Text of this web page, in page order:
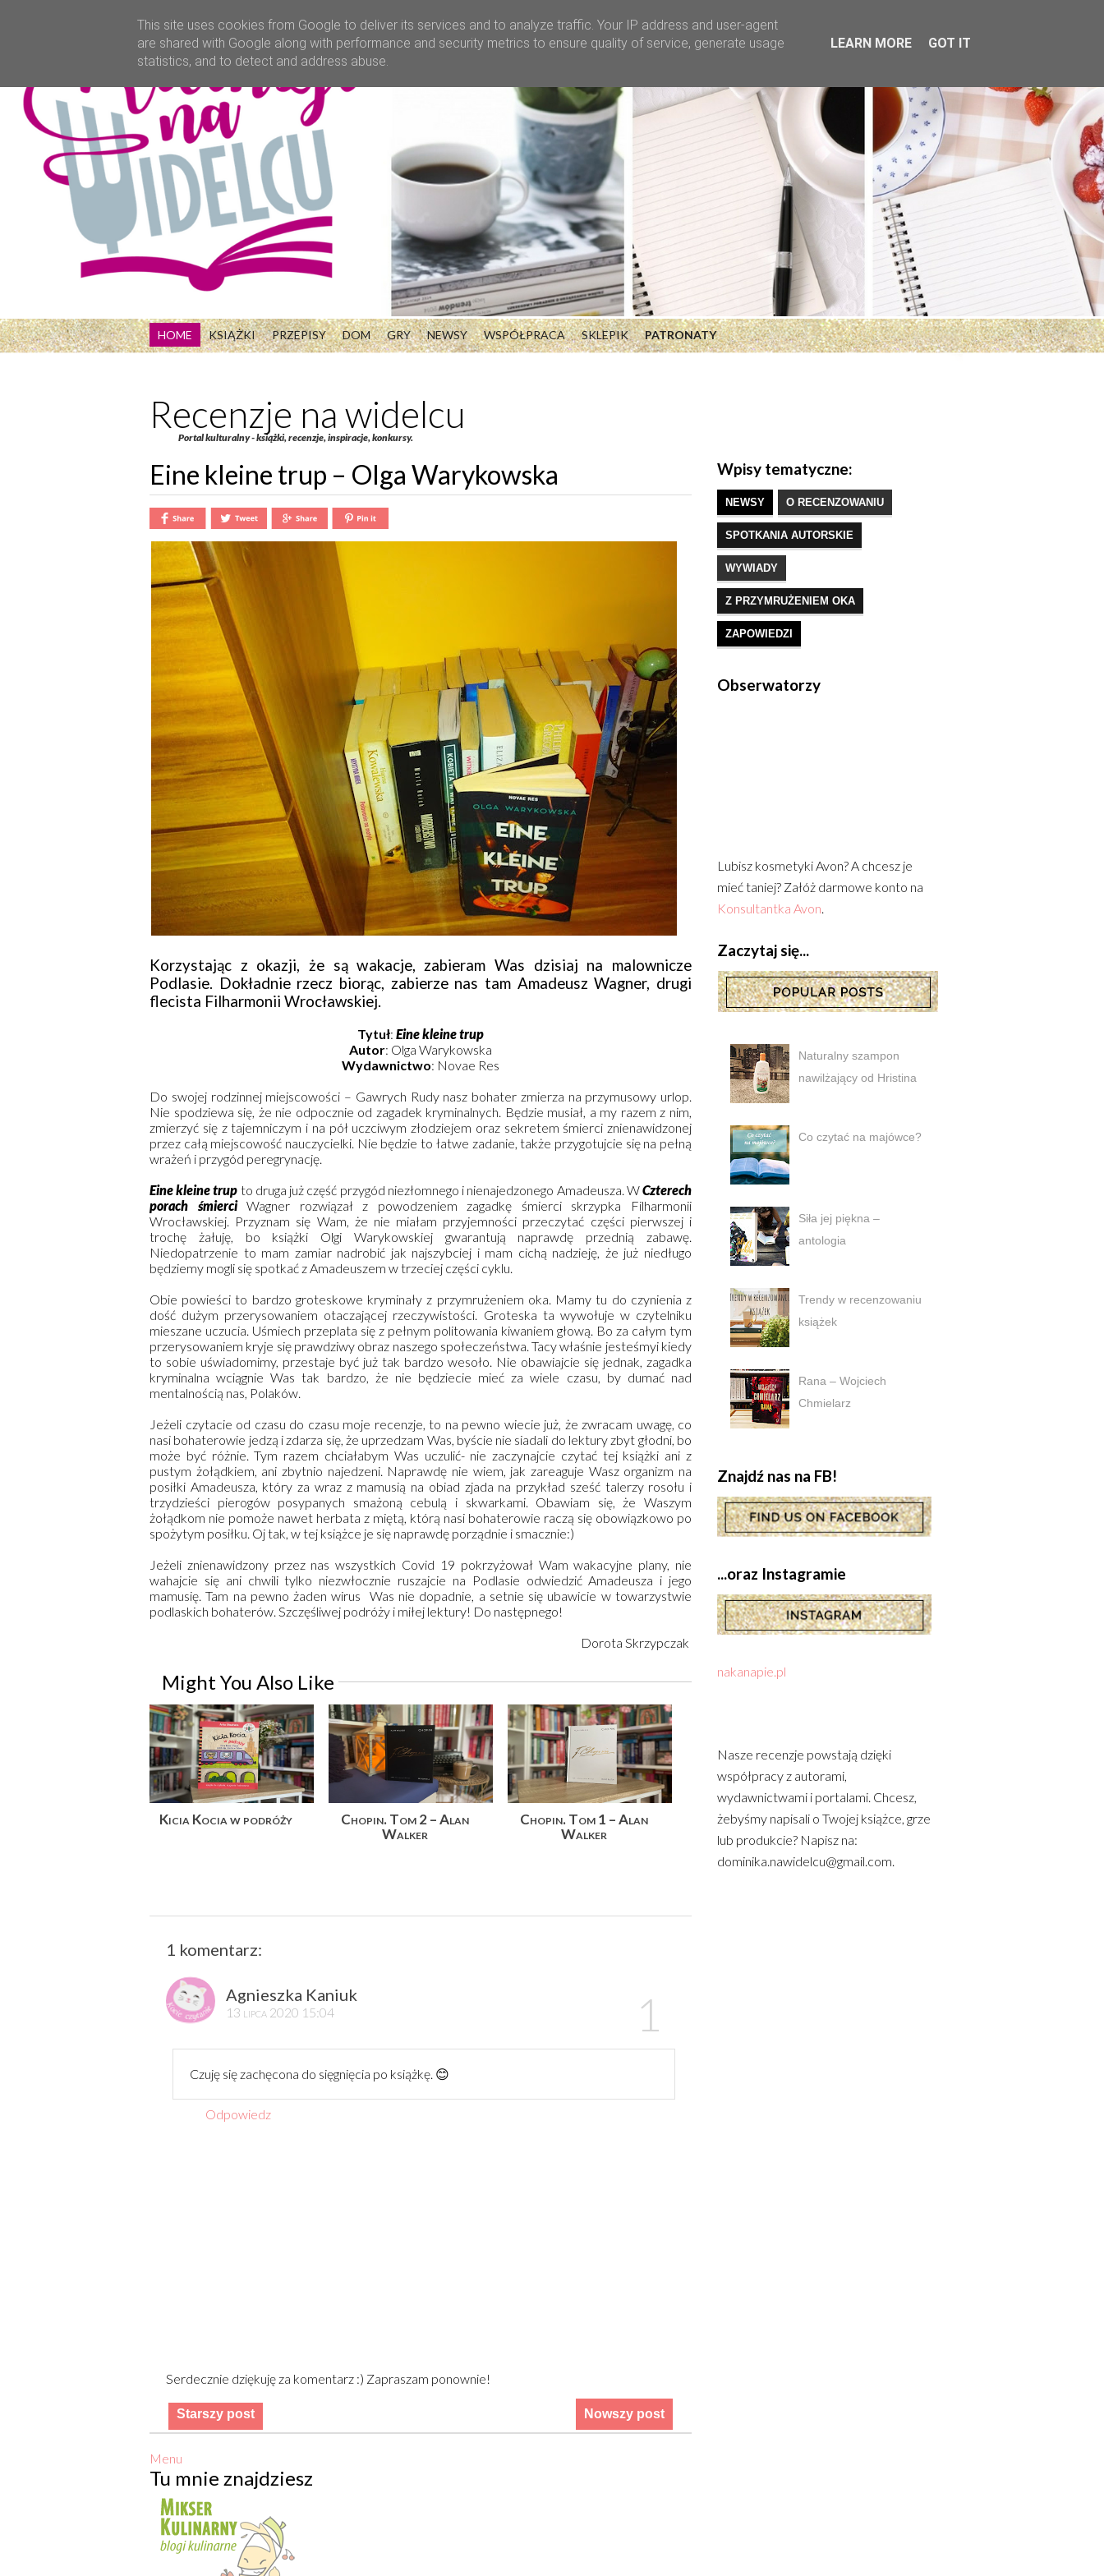
HOME KSIĄŻKI PRZEPISY DOM GRY NEWSY WSPÓŁPRACA SKLEPIK PATRONATY
Recenzje na widelcu
Portal kulturalny - książki, recenzje, inspiracje, konkursy.
Eine kleine trup – Olga Warykowska
Korzystając z okazji, że są wakacje, zabieram Was dzisiaj na malownicze
Podlasie. Dokładnie rzecz biorąc, zabierze nas tam Amadeusz Wagner, drugi
flecista Filharmonii Wrocławskiej.
Tytuł: Eine kleine trup
Autor: Olga Warykowska
Wydawnictwo: Novae Res
Do swojej rodzinnej miejscowości – Gawrych Rudy nasz bohater zmierza na przymusowy urlop.
Nie spodziewa się, że nie odpocznie od zagadek kryminalnych. Będzie musiał, a my razem z nim,
zmierzyć się z tajemniczym i na pół uczciwym złodziejem oraz sekretem śmierci znienawidzonej
przez całą miejscowość nauczycielki. Nie będzie to łatwe zadanie, także przygotujcie się na pełną
wrażeń i przygód peregrynację.
Eine kleine trup to druga już część przygód niezłomnego i nienajedzonego Amadeusza. WCzterech
porach śmierciWagner rozwiązał z powodzeniem zagadkę śmierci skrzypka Filharmonii
Wrocławskiej. Przyznam się Wam, że nie miałam przyjemności przeczytać części pierwszej i
trochę żałuję, bo książki Olgi Warykowskiej gwarantują naprawdę przednią zabawę.
Niedopatrzenie to mam zamiar nadrobić jak najszybciej i mam cichą nadzieję, że już niedługo
będziemy mogli się spotkać z Amadeuszem w trzeciej części cyklu.
Obie powieści to bardzo groteskowe kryminały z przymrużeniem oka. Mamy tu do czynienia z
dość dużym przerysowaniem otaczającej rzeczywistości. Groteska ta wywołuje w czytelniku
mieszane uczucia. Uśmiech przeplata się z pełnym politowania kiwaniem głową. Bo za całym tym
przerysowaniem kryje się prawdziwy obraz naszego społeczeństwa. Tacy właśnie jesteśmyi kiedy
to sobie uświadomimy, przestaje być już tak bardzo wesoło. Nie obawiajcie się jednak, zagadka
kryminalna wciągnie Was tak bardzo, że nie będziecie mieć za wiele czasu, by dumać nad
mentalnością nas, Polaków.
Jeżeli czytacie od czasu do czasu moje recenzje, to na pewno wiecie już, że zwracam uwagę, co
nasi bohaterowie jedzą i zdarza się, że uprzedzam Was, byście nie siadali do lektury zbyt głodni, bo
może być różnie. Tym razem chciałabym Was uczulić- nie zaczynajcie czytać tej książki ani z
pustym żołądkiem, ani zbytnio najedzeni. Naprawdę nie wiem, jak zareaguje Wasz organizm na
posiłki Amadeusza, który za wraz z mamusią na obiad zjada na przykład sześć talerzy rosołu i
trzydzieści pierogów posypanych smażoną cebulą i skwarkami. Obawiam się, że Waszym
żołądkom nie pomoże nawet herbata z miętą, którą nasi bohaterowie raczą się obowiązkowo po
spożytym posiłku. Oj tak, w tej książce je się naprawdę porządnie i smacznie:)
Jeżeli znienawidzony przez nas wszystkich Covid 19 pokrzyżował Wam wakacyjne plany, nie
wahajcie się ani chwili tylko niezwłocznie ruszajcie na Podlasie odwiedzić Amadeusza i jego
mamusię. Tam na pewno żaden wirus Was nie dopadnie, a setnie się ubawicie w towarzystwie
podlaskich bohaterów. Szczęśliwej podróży i miłej lektury! Do następnego!
Dorota Skrzypczak
Might You Also Like
Kicia Kocia w podróży
Chopin. Tom 2 – Alan
Walker
Chopin. Tom 1 – Alan
Walker
1 komentarz:
Agnieszka Kaniuk
13 lipca 2020 15:04
Czuję się zachęcona do sięgnięcia po książkę. 😊
Odpowiedz
Serdecznie dziękuję za komentarz :) Zapraszam ponownie!
Nowszy post
Starszy post
Menu
Tu mnie znajdziesz
Wpisy tematyczne:
NEWSY O RECENZOWANIU
SPOTKANIA AUTORSKIE
WYWIADY
Z PRZYMRUŻENIEM OKA
ZAPOWIEDZI
Obserwatorzy
Lubisz kosmetyki Avon? A chcesz je
mieć taniej? Załóż darmowe konto na
Konsultantka Avon.
Zaczytaj się...
Naturalny szampon
nawilżający od Hristina
Co czytać na majówce?
Siła jej piękna –
antologia
Trendy w recenzowaniu
książek
Rana – Wojciech
Chmielarz
Znajdź nas na FB!
...oraz Instagramie
nakanapie.pl
Nasze recenzje powstają dzięki
współpracy z autorami,
wydawnictwami i portalami. Chcesz,
żebyśmy napisali o Twojej książce, grze
lub produkcie? Napisz na:
dominika.nawidelcu@gmail.com.
This site uses cookies from Google to deliver its services and to analyze traffic. Your IP address and user-agent
are shared with Google along with performance and security metrics to ensure quality of service, generate usage
statistics, and to detect and address abuse.
LEARN MORE GOT IT